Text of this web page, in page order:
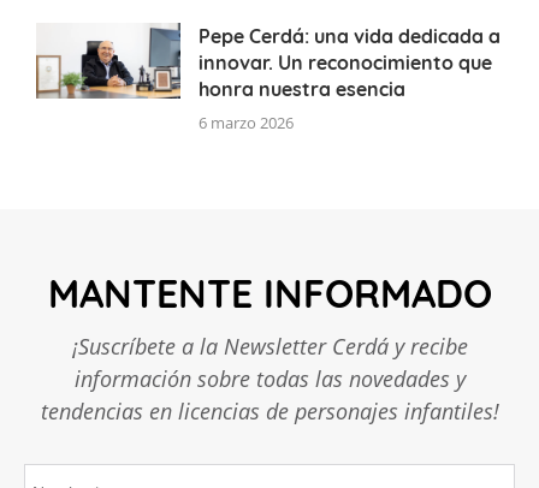
Pepe Cerdá: una vida dedicada a
innovar. Un reconocimiento que
honra nuestra esencia
6 marzo 2026
MANTENTE INFORMADO
¡Suscríbete a la Newsletter Cerdá y recibe
información sobre todas las novedades y
tendencias en licencias de personajes infantiles!